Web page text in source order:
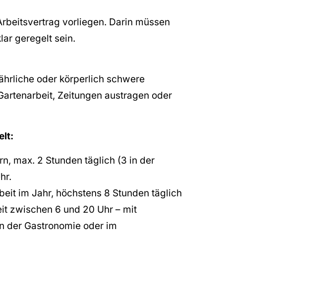
vorliegen. Darin müssen
geregelt sein.
oder körperlich schwere
Zeitungen austragen oder
max. 2 Stunden täglich (3 in der
im Jahr, höchstens 8 Stunden täglich
zwischen 6 und 20 Uhr – mit
der Gastronomie oder im